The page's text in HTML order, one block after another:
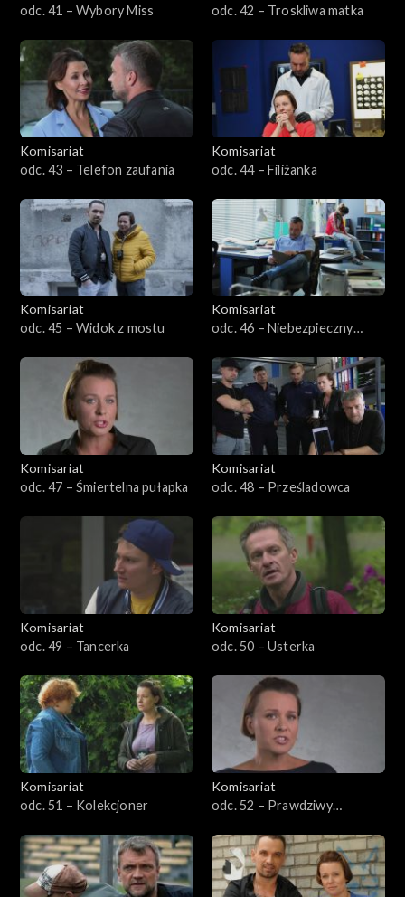
odc. 41 – Wybory Miss
odc. 42 – Troskliwa matka
Komisariat
odc. 43 – Telefon zaufania
Komisariat
odc. 44 – Filiżanka
Komisariat
odc. 45 – Widok z mostu
Komisariat
odc. 46 – Niebezpieczny
Komisariat
odc. 47 – Śmiertelna pułapka
Komisariat
odc. 48 – Prześladowca
Komisariat
odc. 49 – Tancerka
Komisariat
odc. 50 – Usterka
Komisariat
odc. 51 – Kolekcjoner
Komisariat
odc. 52 – Prawdziwy